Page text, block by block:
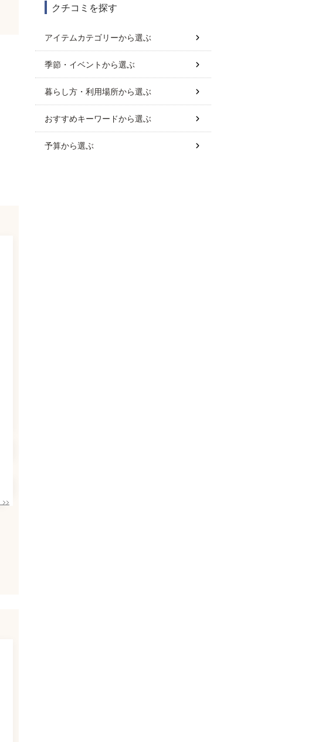
>>
クチコミを探す
アイテムカテゴリーから選ぶ
季節・イベントから選ぶ
暮らし方・利用場所から選ぶ
おすすめキーワードから選ぶ
予算から選ぶ